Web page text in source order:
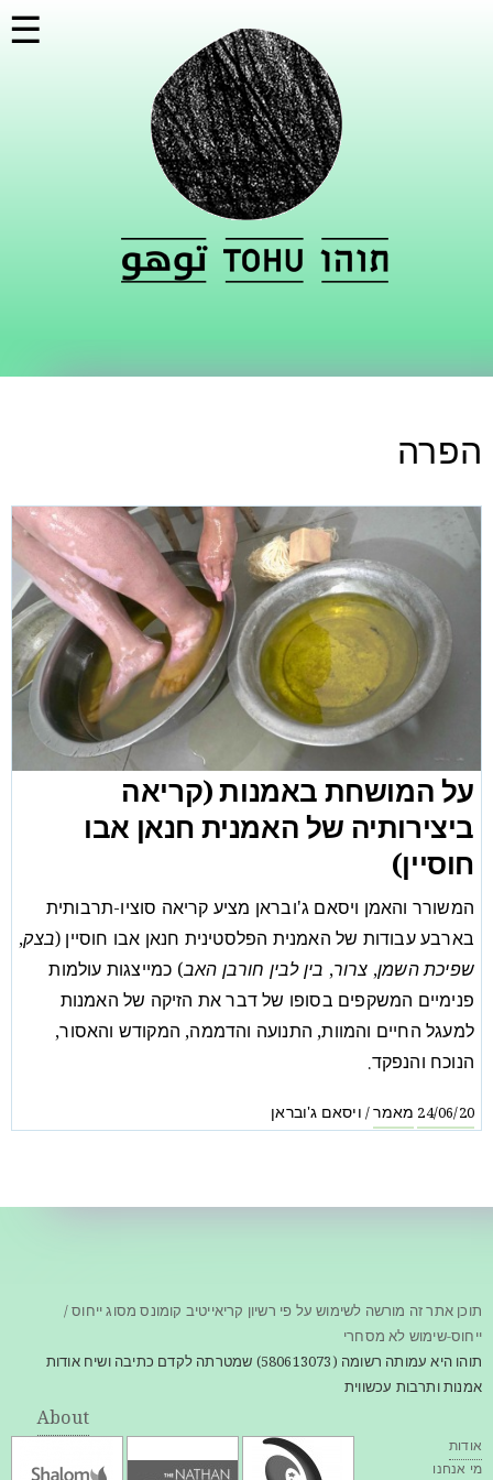
☰
הפרה
על המושחת באמנות (קריאה
ביצירותיה של האמנית חנאן אבו
חוסיין)
המשורר והאמן ויסאם ג'ובראן מציע קריאה סוציו-תרבותית
בארבע עבודות של האמנית הפלסטינית חנאן אבו חוסיין (בצק,
שפיכת השמן,צרור, בין לבין חורבן האב) כמייצגות עולמות
פנימיים המשקפים בסופו של דבר את הזיקה של האמנות
למעגל החיים והמוות, התנועה והדממה, המקודש והאסור,
הנוכח והנפקד.
24/06/20 מאמר/ויסאם ג'ובראן
תוכן אתר זה מורשה לשימוש על פי רשיון קריאייטיב קומונס מסוג ייחוס /
ייחוס-שימוש לא מסחרי
תוהו היא עמותה רשומה (580613073) שמטרתה לקדם כתיבה ושיח אודות
אמנות ותרבות עכשווית
About
אודות
מי אנחנו